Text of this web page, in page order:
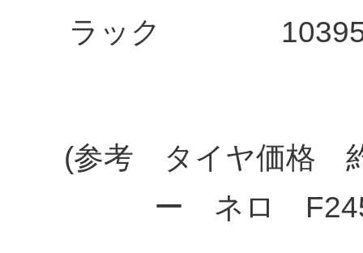
ラック
(参考 タイヤ価格
ー ネロ